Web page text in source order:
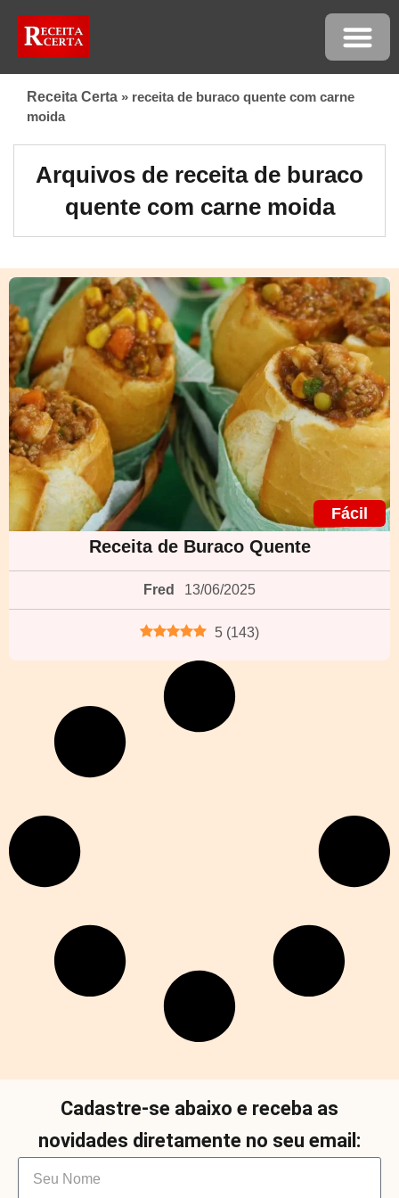
Receita Certa » receita de buraco quente com carne
moida
Arquivos de receita de buraco
quente com carne moida
Fácil
Receita de Buraco Quente
Fred 13/06/2025
5 (143)
Cadastre-se abaixo e receba as
novidades diretamente no seu email: